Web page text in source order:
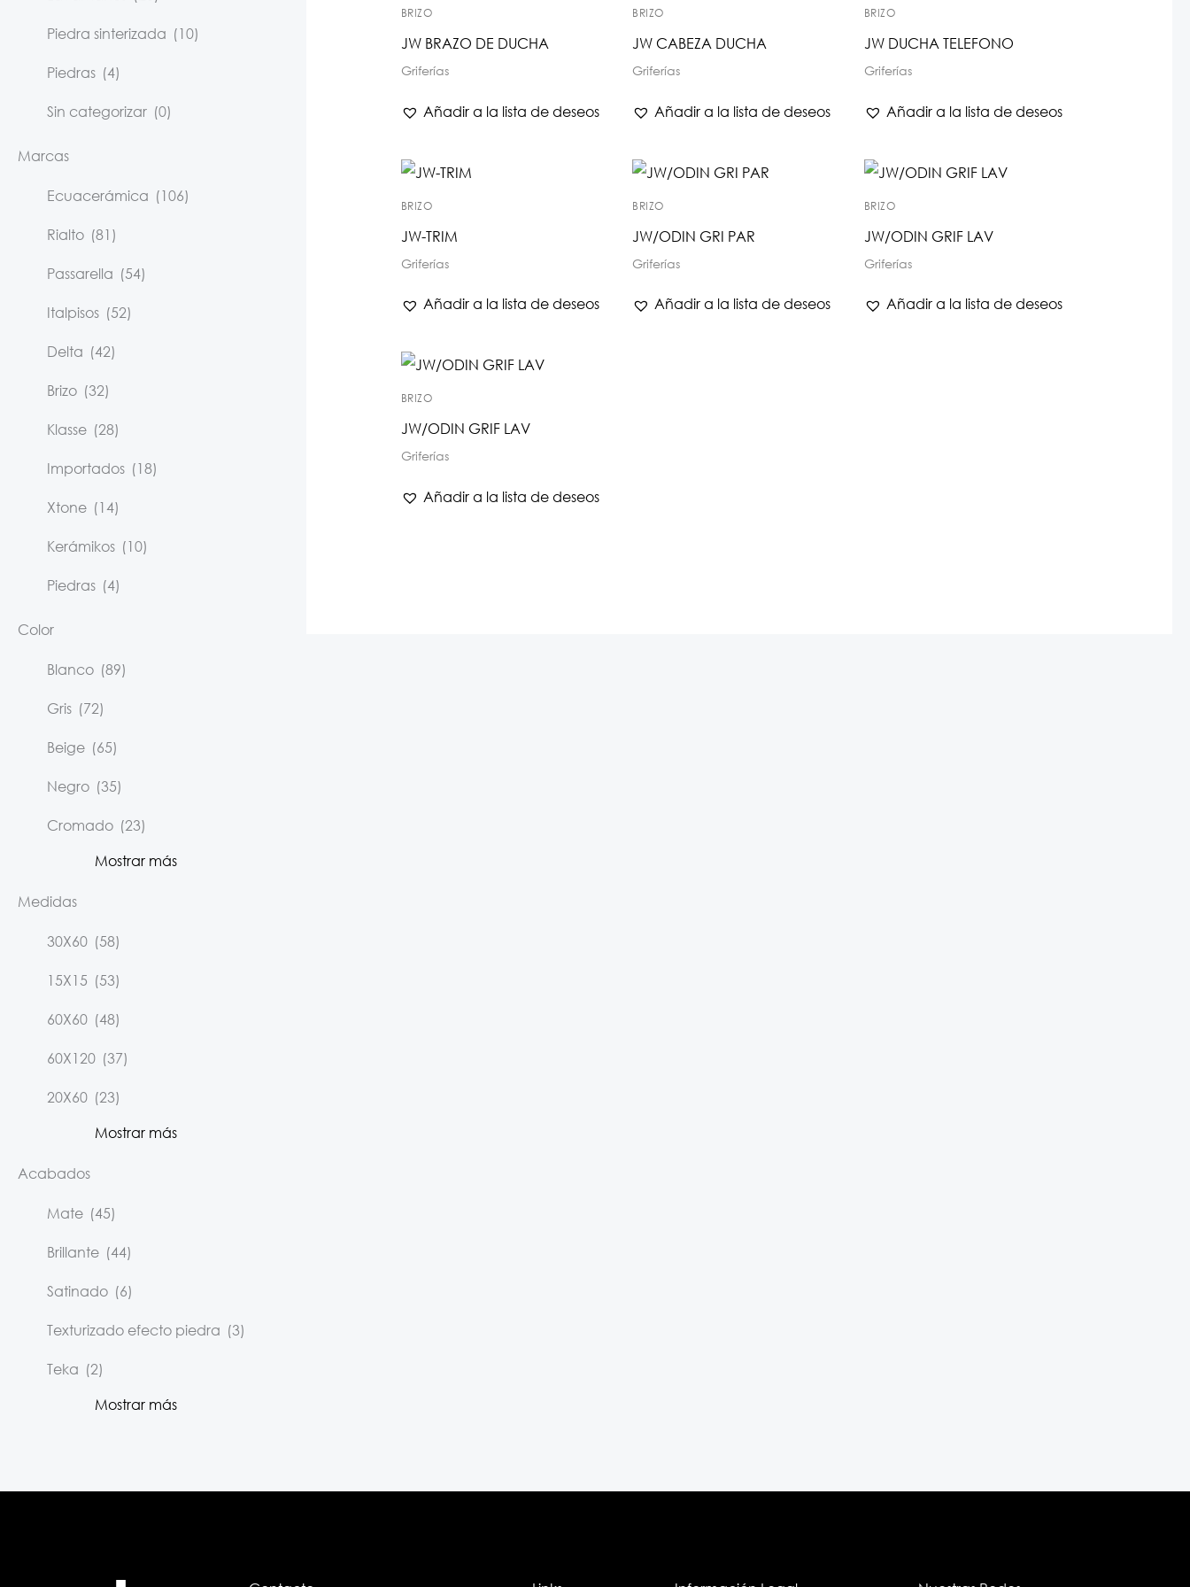
Piedra sinterizada (10)
Piedras (4)
Sin categorizar (0)
Marcas
Ecuacerámica (106)
Rialto (81)
Passarella (54)
Italpisos (52)
Delta (42)
Brizo (32)
Klasse (28)
Importados (18)
Xtone (14)
Kerámikos (10)
Piedras (4)
Color
Blanco (89)
Gris (72)
Beige (65)
Negro (35)
Cromado (23)
Mostrar más
Medidas
30X60 (58)
15X15 (53)
60X60 (48)
60X120 (37)
20X60 (23)
Mostrar más
Acabados
Mate (45)
Brillante (44)
Satinado (6)
Texturizado efecto piedra (3)
Teka (2)
Mostrar más
BRIZO
JW BRAZO DE DUCHA
Griferías
Añadir a la lista de deseos
BRIZO
JW CABEZA DUCHA
Griferías
Añadir a la lista de deseos
BRIZO
JW DUCHA TELEFONO
Griferías
Añadir a la lista de deseos
BRIZO
JW-TRIM
Griferías
Añadir a la lista de deseos
BRIZO
JW/ODIN GRI PAR
Griferías
Añadir a la lista de deseos
BRIZO
JW/ODIN GRIF LAV
Griferías
Añadir a la lista de deseos
BRIZO
JW/ODIN GRIF LAV
Griferías
Añadir a la lista de deseos